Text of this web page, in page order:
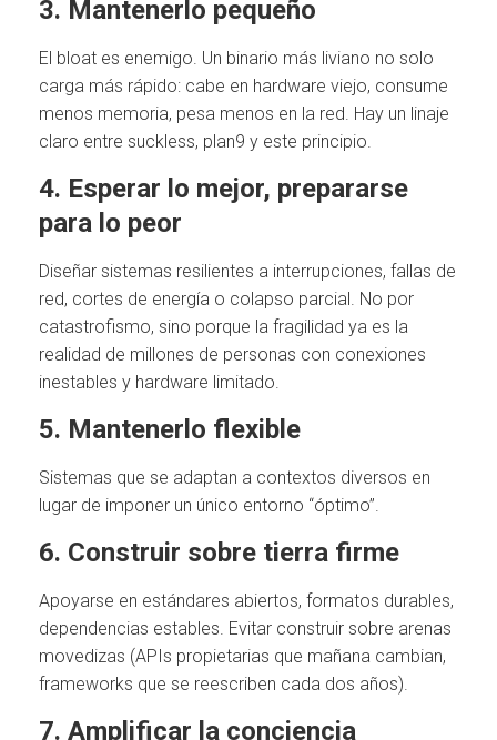
3. Mantenerlo pequeño
El bloat es enemigo. Un binario más liviano no solo
carga más rápido: cabe en hardware viejo, consume
menos memoria, pesa menos en la red. Hay un linaje
claro entre suckless, plan9 y este principio.
4. Esperar lo mejor, prepararse
para lo peor
Diseñar sistemas resilientes a interrupciones, fallas de
red, cortes de energía o colapso parcial. No por
catastrofismo, sino porque la fragilidad ya es la
realidad de millones de personas con conexiones
inestables y hardware limitado.
5. Mantenerlo flexible
Sistemas que se adaptan a contextos diversos en
lugar de imponer un único entorno “óptimo”.
6. Construir sobre tierra firme
Apoyarse en estándares abiertos, formatos durables,
dependencias estables. Evitar construir sobre arenas
movedizas (APIs propietarias que mañana cambian,
frameworks que se reescriben cada dos años).
7. Amplificar la conciencia